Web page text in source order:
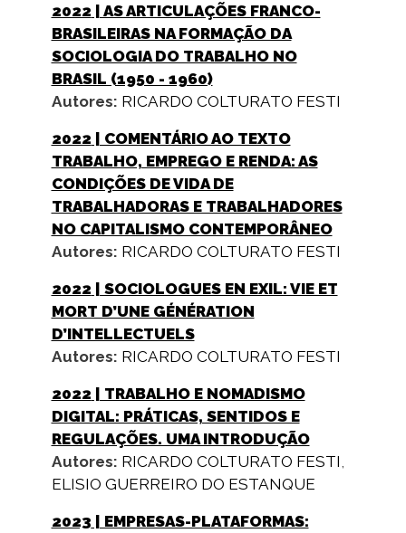
2022 | AS ARTICULAÇÕES FRANCO-
BRASILEIRAS NA FORMAÇÃO DA
SOCIOLOGIA DO TRABALHO NO
BRASIL (1950 - 1960)
Autores: RICARDO COLTURATO FESTI
2022 | COMENTÁRIO AO TEXTO
TRABALHO, EMPREGO E RENDA: AS
CONDIÇÕES DE VIDA DE
TRABALHADORAS E TRABALHADORES
NO CAPITALISMO CONTEMPORÂNEO
Autores: RICARDO COLTURATO FESTI
2022 | SOCIOLOGUES EN EXIL: VIE ET
MORT D’UNE GÉNÉRATION
D’INTELLECTUELS
Autores: RICARDO COLTURATO FESTI
2022 | TRABALHO E NOMADISMO
DIGITAL: PRÁTICAS, SENTIDOS E
REGULAÇÕES. UMA INTRODUÇÃO
Autores: RICARDO COLTURATO FESTI
ELISIO GUERREIRO DO ESTANQUE
2023 | EMPRESAS-PLATAFORMAS: